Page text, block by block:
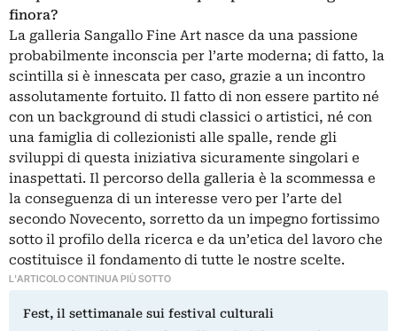
finora?
La galleria Sangallo Fine Art nasce da una passione
probabilmente inconscia per l’arte moderna; di fatto, la
scintilla si è innescata per caso, grazie a un incontro
assolutamente fortuito. Il fatto di non essere partito né
con un background di studi classici o artistici, né con
una famiglia di collezionisti alle spalle, rende gli
sviluppi di questa iniziativa sicuramente singolari e
inaspettati. Il percorso della galleria è la scommessa e
la conseguenza di un interesse vero per l’arte del
secondo Novecento, sorretto da un impegno fortissimo
sotto il profilo della ricerca e da un’etica del lavoro che
costituisce il fondamento di tutte le nostre scelte.
L'ARTICOLO CONTINUA PIÙ SOTTO
Fest, il settimanale sui festival culturali